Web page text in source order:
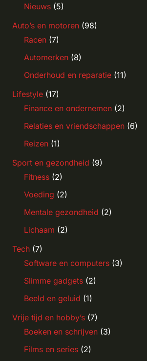
Nieuws(5)
Auto’s en motoren(98)
Racen(7)
Automerken(8)
Onderhoud en reparatie(11)
Lifestyle(17)
Finance en ondernemen(2)
Relaties en vriendschappen(6)
Reizen(1)
Sport en gezondheid (9)
Fitness(2)
Voeding (2)
Mentale gezondheid (2)
Lichaam (2)
Tech(7)
Software en computers(3)
Slimme gadgets(2)
Beeld en geluid (1)
Vrije tijd en hobby’s(7)
Boeken en schrijven(3)
Films en series(2)